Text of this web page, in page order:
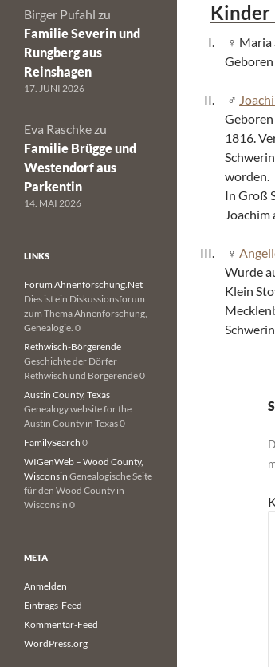
Kinder
Maria
1816.
worden.
In Groß
Joachim
Wurde
Klein
Birger Pufahl zu
Familie Severin und
Rungberg aus
Reinshagen
17. JUNI 2026
Eva Raschke zu
Familie Brügge und
Westendorf aus
Parkentin
14. MAI 2026
LINKS
Forum Ahnenforschung.Net
Dies ist ein Diskussionsforum
zum Thema Ahnenforschung,
Genealogie. 0
Rethwisch-Börgerende
Geschichte der Dörfer
Rethwisch und Börgerende 0
Austin County, Texas
Genealogy website for the
Austin County in Texas 0
FamilySearch 0
WIGenWeb – Wood County,
Wisconsin Genealogische Seite
für den Wood County in
Wisconsin 0
META
Anmelden
Eintrags-Feed
Kommentar-Feed
WordPress.org